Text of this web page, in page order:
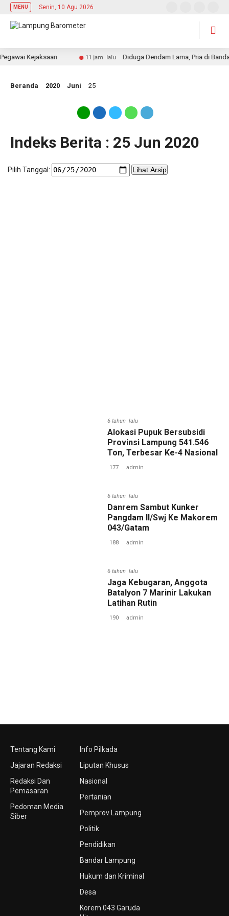
MENU Senin, 10 Agu 2026
Kejaksaan 11 jam lalu Diduga Dendam Lama, Pria di Bandar
Beranda 2020 Juni 25
Indeks Berita : 25 Jun 2020
Pilih Tanggal: Lihat Arsip
6 tahun lalu
Alokasi Pupuk Bersubsidi
Provinsi Lampung 541.546
Ton, Terbesar Ke-4 Nasional
177 admin
6 tahun lalu
Danrem Sambut Kunker
Pangdam II/Swj Ke Makorem
043/Gatam
188 admin
6 tahun lalu
Jaga Kebugaran, Anggota
Batalyon 7 Marinir Lakukan
Latihan Rutin
190 admin
Tentang Kami
Jajaran Redaksi
Redaksi Dan
Pemasaran
Pedoman Media
Siber
Info Pilkada
Liputan Khusus
Nasional
Pertanian
Pemprov Lampung
Politik
Pendidikan
Bandar Lampung
Hukum dan Kriminal
Desa
Korem 043 Garuda